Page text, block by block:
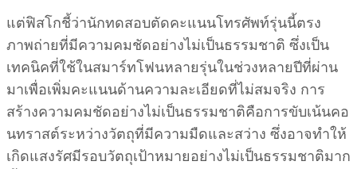
แต่ฟิสโกชี้ว่านักทดสอบตัดคะแนนโทรศัพท์รุ่นนี้ตรง
ภาพถ่ายที่มีความคมชัดอย่างไม่เป็นธรรมชาติ ซึ่งเป็น
เทคนิคที่ใช้ในสมาร์ทโฟนหลายรุ่นในช่วงหลายปีที่ผ่าน
มาเพื่อเพิ่มคะแนนด้านความละเอียดที่ไม่สมจริง การ
สร้างความคมชัดอย่างไม่เป็นธรรมชาติคือการขับเน้นคอ
นทราสต์ระหว่างวัตถุที่มีความมืดและสว่าง ซึ่งอาจทำให้
เกิดแสงรัศมีรอบวัตถุเป้าหมายอย่างไม่เป็นธรรมชาติมาก